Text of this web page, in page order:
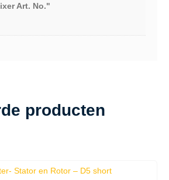
Art. No."
producten